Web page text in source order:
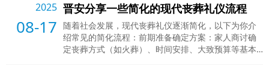
2025
08-17
晋安分享一些简化的现代丧葬礼仪流程
随着社会发展，现代丧葬礼仪逐渐简化，以下为你介
绍常见的简化流程：前期准备确定方案：家人商讨确
定丧葬方式（如火葬）、时间安排、大致预算等基本